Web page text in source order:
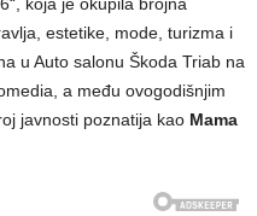
estetike, mode, turizma i
u Auto salonu Škoda Triab na
a među ovogodišnjim
javnosti poznatija kao Mama